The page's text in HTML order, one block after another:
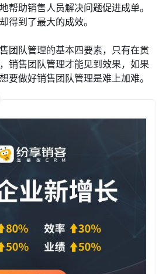
帮助销售人员解决问题促进成单。
得到了最大的成效。
队管理的基本四要素，只有在贯
销售团队管理才能见到效果，如果
要做好销售团队管理是难上加难。